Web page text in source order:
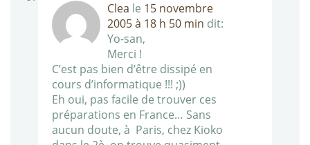
Clea le 15 novembre
2005 à 18 h 50 min dit:
Yo-san,
Merci !
C’est pas bien d’être dissipé en
cours d’informatique !!! ;))
Eh oui, pas facile de trouver ces
préparations en France… Sans
aucun doute, à Paris, chez Kioko